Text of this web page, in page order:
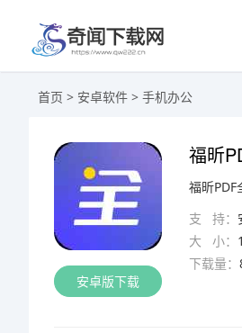
首页 > 安卓软件 > 手机办公
安卓版下载
福昕
福昕PDF
支 持：
大 小：
下载量：